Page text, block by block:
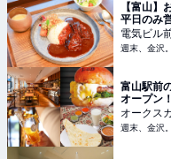
【富山】
平日のみ
【富山電
電気ビル
週末、金沢。
富山駅前
オープン
店まで個
週末、金沢
オークス
週末、金沢。